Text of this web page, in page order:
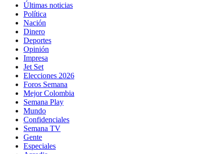
Últimas noticias
Política
Nación
Dinero
Deportes
Opinión
Impresa
Jet Set
Elecciones 2026
Foros Semana
Mejor Colombia
Semana Play
Mundo
Confidenciales
Semana TV
Gente
Especiales